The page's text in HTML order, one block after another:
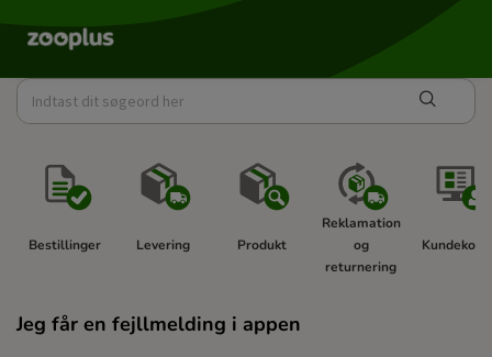
Bestillinger Levering Produkt
Reklamation
og
returnering
Jeg får en fejllmelding i appen